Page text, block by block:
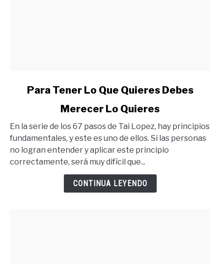
Tener
Lo
Que
Quieres
Para Tener Lo Que Quieres Debes
Merecer Lo Quieres
En la serie de los 67 pasos de Tai Lopez, hay principios
fundamentales, y este es uno de ellos. Si las personas
no logran entender y aplicar este principio
correctamente, será muy difícil que...
CONTINUA LEYENDO